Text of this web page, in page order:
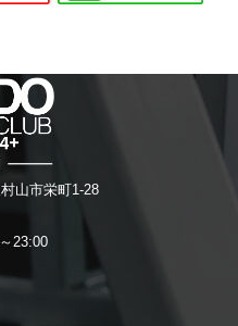
山市栄町1-28
23:00